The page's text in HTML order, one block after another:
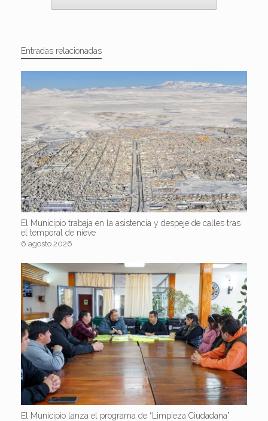
Entradas relacionadas
El Municipio trabaja en la asistencia y despeje de calles tras
el temporal de nieve
6 agosto 2026
El Municipio lanza el programa de “Limpieza Ciudadana”